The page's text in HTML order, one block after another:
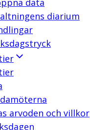
data
diarium
arvoden och villkor